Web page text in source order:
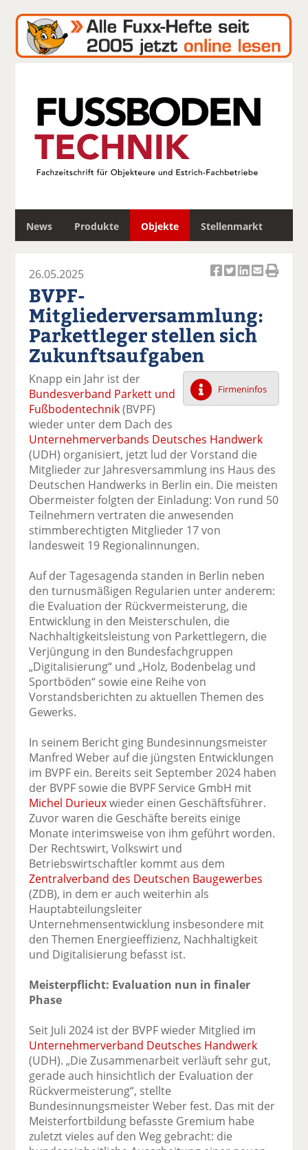
News Produkte Objekte Stellenmarkt
c
k
el
a
F
ac
e
o
o
k
te
il
e
n
k
el
t
tt
er
n
k
el
a
Li
n
k
di
n
te
il
e
k
el
p
E
m
ai
v
er
se
n
d
ck
e
n
26.05.2025
BVPF-
Mitgliederversammlung:
Parkettleger stellen sich
Zukunftsaufgaben
Firmeninfos
Knapp ein Jahr ist der
Bundesverband Parkett und
Fußbodentechnik(BVPF)
wieder unter dem Dach des
Unternehmerverbands Deutsches Handwerk
(UDH) organisiert, jetzt lud der Vorstand die
Mitglieder zur Jahresversammlung ins Haus des
Deutschen Handwerks in Berlin ein. Die meisten
Obermeister folgten der Einladung: Von rund 50
Teilnehmern vertraten die anwesenden
stimmberechtigten Mitglieder 17 von
landesweit 19 Regionalinnungen.
Auf der Tagesagenda standen in Berlin neben
den turnusmäßigen Regularien unter anderem:
die Evaluation der Rückvermeisterung, die
Entwicklung in den Meisterschulen, die
Nachhaltigkeitsleistung von Parkettlegern, die
Verjüngung in den Bundesfachgruppen
„Digitalisierung“ und „Holz, Bodenbelag und
Sportböden“ sowie eine Reihe von
Vorstandsberichten zu aktuellen Themen des
Gewerks.
In seinem Bericht ging Bundesinnungsmeister
Manfred Weber auf die jüngsten Entwicklungen
im BVPF ein. Bereits seit September 2024 haben
der BVPF sowie die BVPF Service GmbH mit
Michel Durieuxwieder einen Geschäftsführer.
Zuvor waren die Geschäfte bereits einige
Monate interimsweise von ihm geführt worden.
Der Rechtswirt, Volkswirt und
Betriebswirtschaftler kommt aus dem
Zentralverband des Deutschen Baugewerbes
(ZDB), in dem er auch weiterhin als
Hauptabteilungsleiter
Unternehmensentwicklung insbesondere mit
den Themen Energieeffizienz, Nachhaltigkeit
und Digitalisierung befasst ist.
Meisterpflicht: Evaluation nun in finaler
Phase
Seit Juli 2024 ist der BVPF wieder Mitglied im
Unternehmerverband Deutsches Handwerk
(UDH). „Die Zusammenarbeit verläuft sehr gut,
gerade auch hinsichtlich der Evaluation der
Rückvermeisterung“, stellte
Bundesinnungsmeister Weber fest. Das mit der
Meisterfortbildung befasste Gremium habe
zuletzt vieles auf den Weg gebracht: die